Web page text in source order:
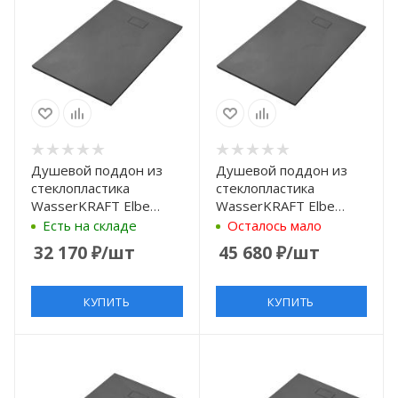
Душевой поддон из
стеклопластика
WasserKRAFT Elbe
110x90 74T15 черный
Есть на складе
32 170₽/шт
КУПИТЬ
Душевой поддон из
стеклопластика
WasserKRAFT Elbe
140×90 74T36 черный
Осталось мало
45 680₽/шт
КУПИТЬ